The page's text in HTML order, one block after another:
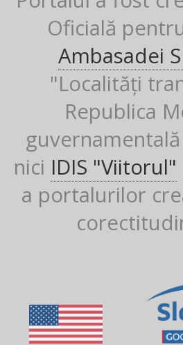
Oficială
Ambasadei
"Localități
Republica
nici IDIS "Viitorul"
a portalurilor